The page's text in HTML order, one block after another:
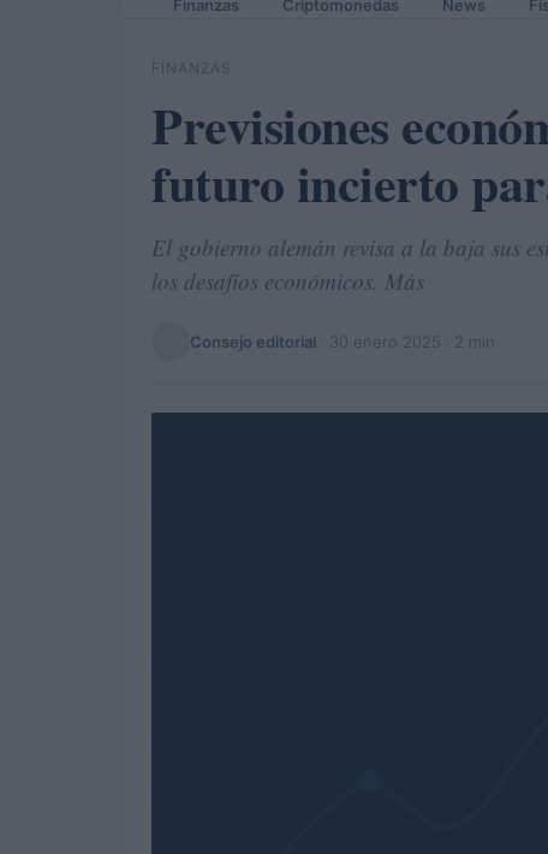
Finanzas Criptomonedas News
FINANZAS
Previsiones
futuro incierto
El gobierno alemán revisa a la baja sus
los desafíos económicos. Más
Consejo editorial 30 enero 2025 · 2 min